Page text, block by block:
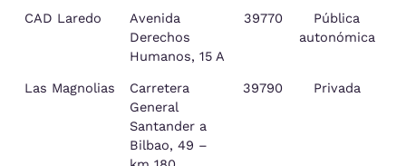
CAD Laredo
Avenida
Derechos
Humanos, 15 A
39770
Pública
autonómica
Las Magnolias
Carretera
General
Santander a
Bilbao, 49 –
39790 Privada